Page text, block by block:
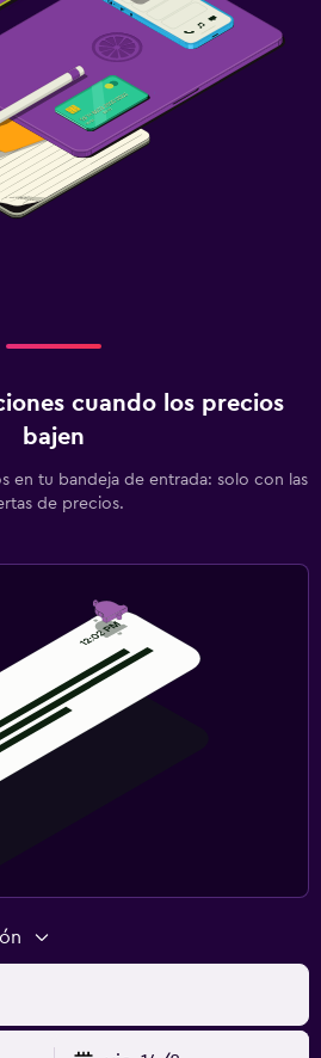
cuando los precios
bajen
en tu bandeja de entrada: solo con las
de precios.